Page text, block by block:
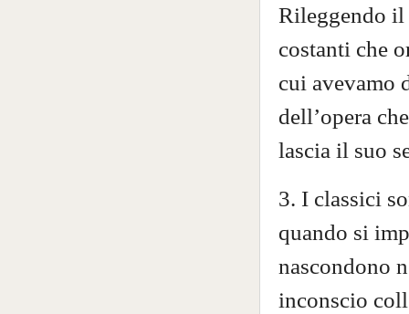
Rileggendo il
costanti che
cui avevamo
dell’opera
lascia il suo
3. I classici
quando si
nascondono
inconscio